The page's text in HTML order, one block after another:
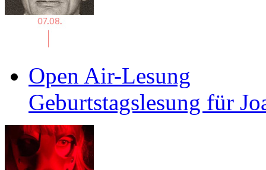
Open Air-Lesung
Geburtstagslesung für